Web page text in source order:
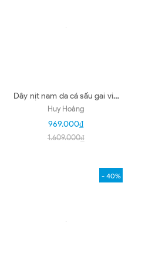
Dây nịt nam da cá sấu gai vip
4P đầu kim màu nâu đỏ
HD4879
Huy Hoàng
969.000₫
1.609.000₫
- 40%